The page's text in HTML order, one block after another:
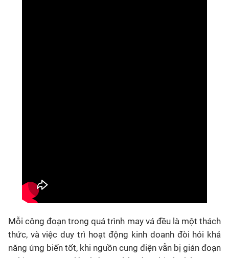
Mỗi công đoạn trong quá trình may vá đều là một thách
thức, và việc duy trì hoạt động kinh doanh đòi hỏi khả
năng ứng biến tốt, khi nguồn cung điện vẫn bị gián đoạn